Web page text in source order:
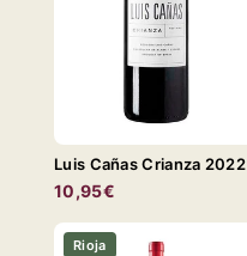
Luis Cañas Crianza 2022
10,95€
Rioja